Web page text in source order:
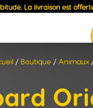
La livraison est
/ Boutique / Animaux